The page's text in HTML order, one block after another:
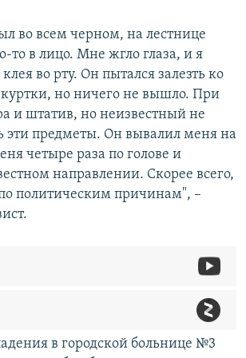
во всем черном, на лестнице
то в лицо. Мне жгло глаза, и я
клея во рту. Он пытался залезть ко
но ничего не вышло. При
и штатив, но неизвестный не
эти предметы. Он вывалил меня на
четыре раза по голове и
направлении. Скорее всего,
политическим причинам", –
в городской больнице №3